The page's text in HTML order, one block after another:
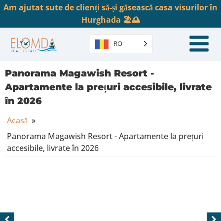
Am ajutat sute de clienți să-și găsească casa visurilor în
Hurghada 🏖️🌅
RO
Panorama Magawish Resort -
Apartamente la prețuri accesibile, livrate
în 2026
Acasă »
Panorama Magawish Resort - Apartamente la prețuri
accesibile, livrate în 2026